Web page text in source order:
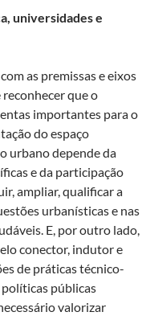
universidades e
as premissas e eixos
que o
importantes para o
do espaço
urbano depende da
e da participação
ampliar, qualificar a
urbanísticas e nas
E, por outro lado,
conector, indutor e
de práticas técnico-
políticas públicas
valorizar